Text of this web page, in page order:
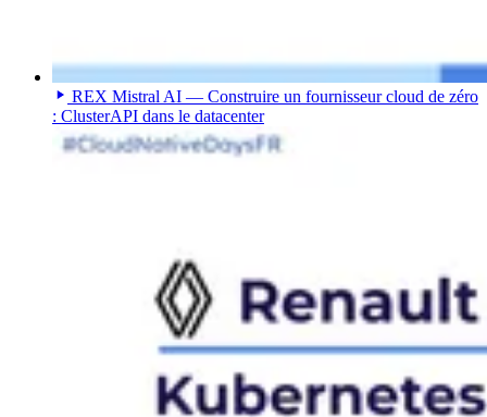
REX Mistral AI — Construire un fournisseur cloud de zéro
: ClusterAPI dans le datacenter